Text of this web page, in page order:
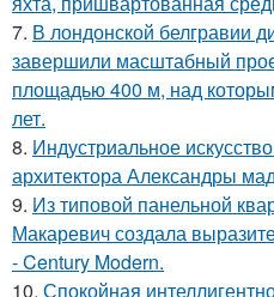
7. В лондонской белгравии
завершили масштабный
площадью 400 м, над
лет.
8. Индустриальное
архитектора Александры
9. Из типовой панельной
Макаревич создала
- Century Modern.
10. Спокойная